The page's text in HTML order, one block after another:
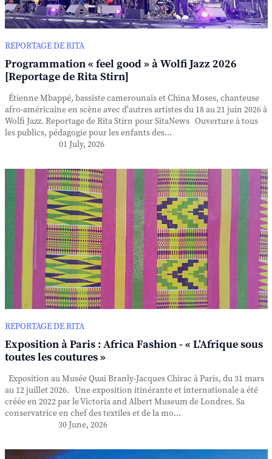
REPORTAGE DE RITA
Programmation « feel good » à Wolfi Jazz 2026
[Reportage de Rita Stirn]
Étienne Mbappé, bassiste camerounais et China Moses, chanteuse
afro-américaine en scène avec d'autres artistes du 18 au 21 juin 2026 à
Wolfi Jazz. Reportage de Rita Stirn pour SitaNews Ouverture à tous
les publics, pédagogie pour les enfants des...
01 July, 2026
REPORTAGE DE RITA
Exposition à Paris : Africa Fashion - « L’Afrique sous
toutes les coutures »
Exposition au Musée Quai Branly-Jacques Chirac à Paris, du 31 mars
au 12 juillet 2026. Une exposition itinérante et internationale a été
créée en 2022 par le Victoria and Albert Museum de Londres. Sa
conservatrice en chef des textiles et de la mo...
30 June, 2026